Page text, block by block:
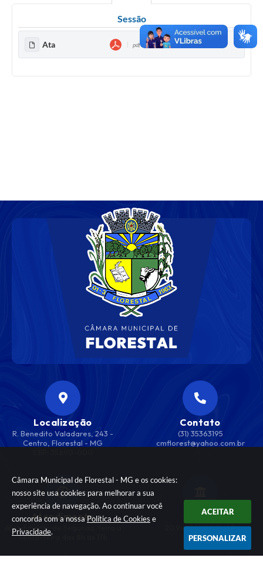
Câmara Municipal de Florestal - MG e os cookies:
nosso site usa cookies para melhorar a sua
experiência de navegação. Ao continuar você
concorda com a nossa Política de Cookies e
Privacidade.
ACEITAR
PERSONALIZAR
Sessão
Ata pdf - 171,36 KB
Localização
R. Benedito Valadares, 243 -
Centro, Florestal - MG
Contato
(31) 35363195
cmflorest@yahoo.com.br
Atendimento
Atendimento de Segunda-feira a
Sexta-feira das 8h às 17h
CNPJ
20.947.701/0001-40